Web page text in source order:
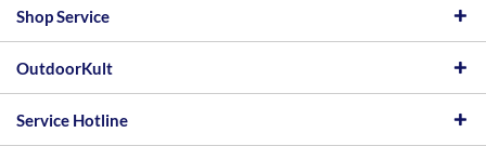
Shop Service
OutdoorKult
Service Hotline